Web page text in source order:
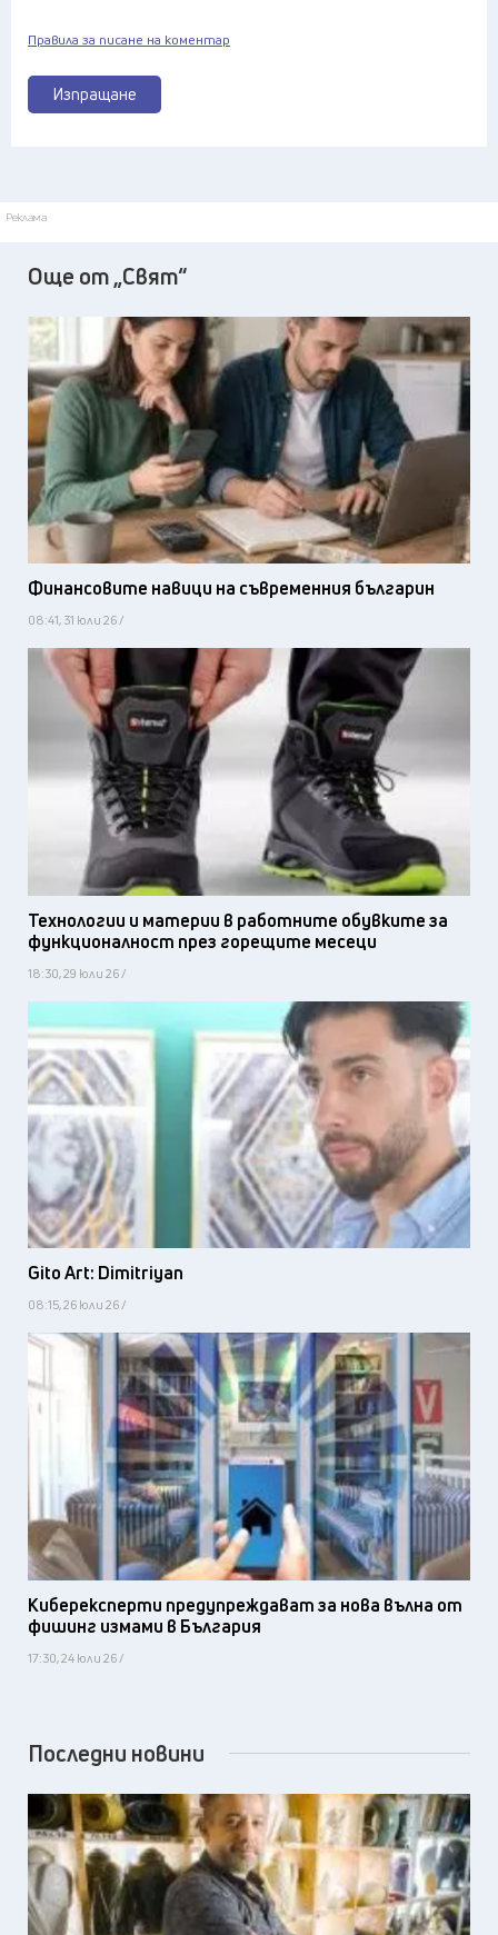
Изпращане
Правила за писане на коментар
Реклама
Още от „Свят“
Финансовите навици на съвременния българин
08:41, 31 юли 26 /
Технологии и материи в работните обувките за
функционалност през горещите месеци
18:30, 29 юли 26 /
Gito Art: Dimitriyan
08:15, 26 юли 26 /
Киберексперти предупреждават за нова вълна от
фишинг измами в България
17:30, 24 юли 26 /
Последни новини